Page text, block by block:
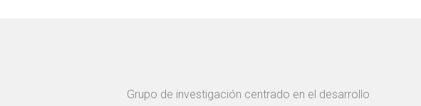
Grupo de investigación centrado en el desarrollo